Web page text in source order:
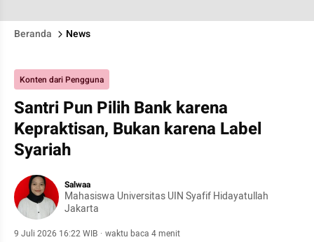
Beranda News
Konten dari Pengguna
Santri Pun Pilih Bank karena
Kepraktisan, Bukan karena Label
Syariah
Salwaa
Mahasiswa Universitas UIN Syafif Hidayatullah
Jakarta
9 Juli 2026 16:22 WIB · waktu baca 4 menit